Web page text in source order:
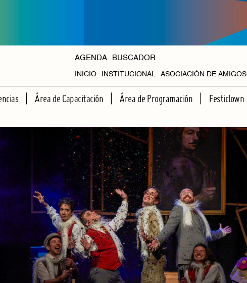
AGENDA BUSCADOR
INICIO INSTITUCIONAL
HISTORIA
ORGANISMOS
ASOCIACIÓN DE AMIGOS
Área de Capacitación Área de Programación Festiclown